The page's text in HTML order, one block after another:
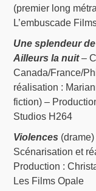
(premier long
L’embuscade
Une splendeur
Ailleurs la nuit–
Canada/France/
réalisation :
fiction) –
Studios H264
Violences
Scénarisation et
Production :
Les Films Opale